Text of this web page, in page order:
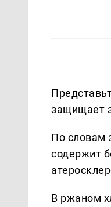
защищает
По словам
содержит
В ржаном